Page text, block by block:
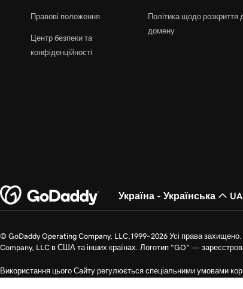
Правові положення
Центр безпеки та
конфіденційності
Політика щодо розкриття
домену
Україна - Українська
© GoDaddy Operating Company, LLC,1999–2026 Усі права
Company, LLC в США та інших країнах. Логотип "GO" —
Використання цього Сайту регулюється спеціальними умовами